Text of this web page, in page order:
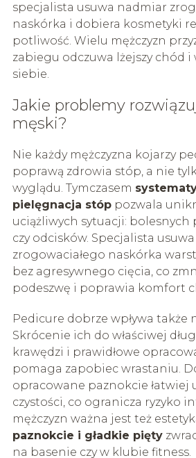
specjalista usuwa nadmiar
naskórka i dobiera kosmetyki
potliwość. Wielu mężczyzn
zabiegu odczuwa lżejszy chód i
siebie.
Jakie problemy
męski?
Nie każdy mężczyzna kojarzy
poprawą zdrowia stóp, a nie
wyglądu. Tymczasem
pielęgnacja stóppozwala
uciążliwych sytuacji: bolesnych
czy odcisków. Specjalista
zrogowaciałego naskórka
bez agresywnego cięcia, co
podeszwę i poprawia komfort
Pedicure dobrze wpływa także
Skrócenie ich do właściwej
krawędzi i prawidłowe
pomaga zapobiec wrastaniu.
opracowane paznokcie łatwiej
czystości, co ogranicza ryzyko
mężczyzn ważna jest też
paznokcie i gładkie pięty
na basenie czy w klubie fitness.